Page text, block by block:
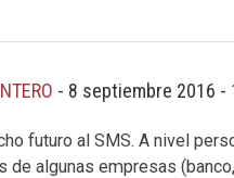
- 8 septiembre 2016 -
futuro al SMS. A nivel
de algunas empresas